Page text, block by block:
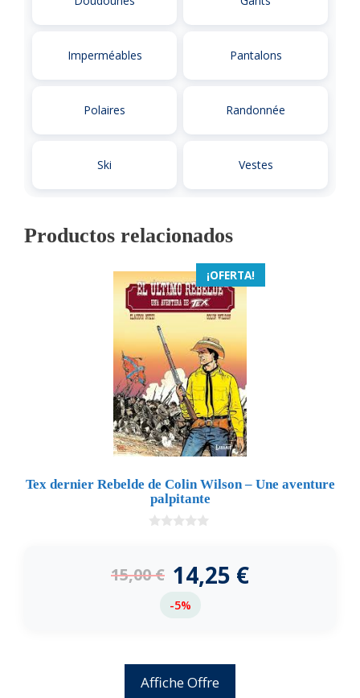
Imperméables Pantalons
Polaires Randonnée
Ski Vestes
Productos relacionados
¡OFERTA!
Tex dernier Rebelde de Colin Wilson – Une aventure
palpitante
5
15,00€ 14,25 €
-5%
Affiche Offre